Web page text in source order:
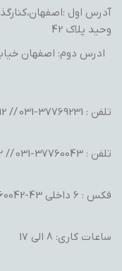
آدرس اول
وحید پلاک 42
ادرس دوم: اصفهان
تلفن : 37769231-031 // 37762892-031
تلفن : 37760043-031 // 37760042-031
فکس : 6 داخلی 43-37760042-031
ساعات کاری: 8 الی 17